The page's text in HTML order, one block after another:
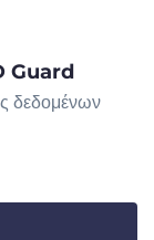
Guard
δεδομένων